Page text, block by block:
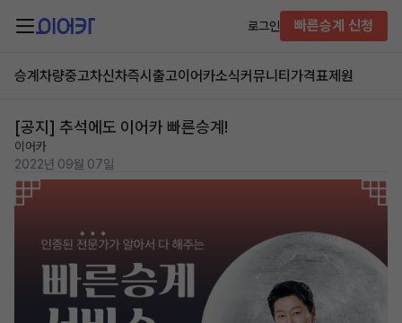
로그인 빠른승계 신청
승계차량중고차신차즉시출고이어카소식커뮤니티 가격표제원
[공지] 추석에도 이어카 빠른승계!
이어카
2022년 09월 07일